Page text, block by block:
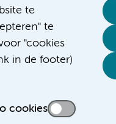
te
te
"cookies
in de footer)
cookies